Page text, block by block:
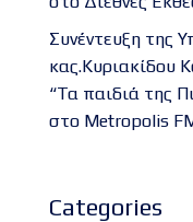
Συνέντευξη της
κας.Κυριακίδου
“Τα παιδιά της
στο Metropolis
Categories